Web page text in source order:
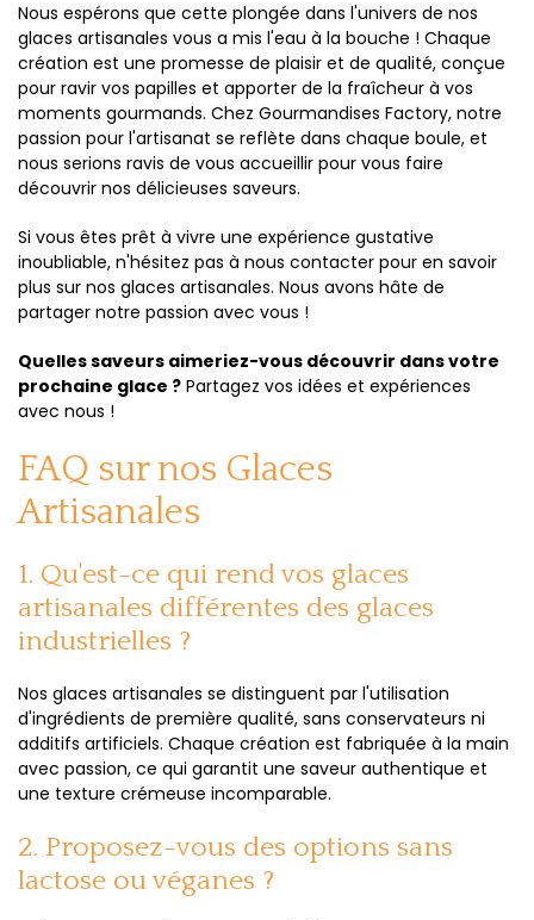
Nous espérons que cette plongée dans l'univers de nos
glaces artisanales vous a mis l'eau à la bouche ! Chaque
création est une promesse de plaisir et de qualité, conçue
pour ravir vos papilles et apporter de la fraîcheur à vos
moments gourmands. Chez Gourmandises Factory, notre
passion pour l'artisanat se reflète dans chaque boule, et
nous serions ravis de vous accueillir pour vous faire
découvrir nos délicieuses saveurs.
Si vous êtes prêt à vivre une expérience gustative
inoubliable, n'hésitez pas à nous contacter pour en savoir
plus sur nos glaces artisanales. Nous avons hâte de
partager notre passion avec vous !
Quelles saveurs aimeriez-vous découvrir dans votre
prochaine glace ? Partagez vos idées et expériences
avec nous !
FAQ sur nos Glaces
Artisanales
1. Qu'est-ce qui rend vos glaces
artisanales différentes des glaces
industrielles ?
Nos glaces artisanales se distinguent par l'utilisation
d'ingrédients de première qualité, sans conservateurs ni
additifs artificiels. Chaque création est fabriquée à la main
avec passion, ce qui garantit une saveur authentique et
une texture crémeuse incomparable.
2. Proposez-vous des options sans
lactose ou véganes ?